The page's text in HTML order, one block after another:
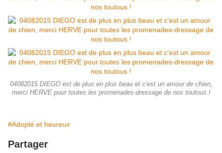
04082015 DIEGO est de plus en plus beau et c'est un amour de chien,
merci HERVE pour toutes les promenades-dressage de nos toutous !
#Adopté et heureux
Partager